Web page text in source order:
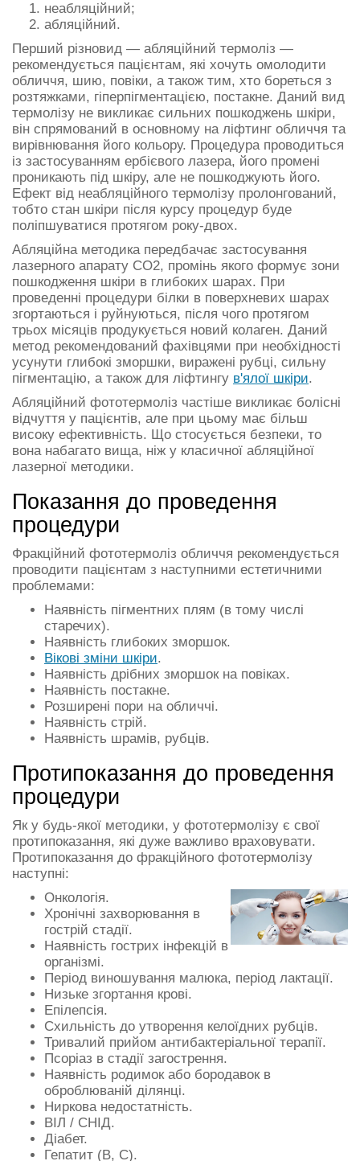
неабляційний;
абляційний.
Перший різновид — абляційний термоліз —
рекомендується пацієнтам, які хочуть омолодити
обличчя, шию, повіки, а також тим, хто бореться з
розтяжками, гіперпігментацією, постакне. Даний вид
термолізу не викликає сильних пошкоджень шкіри,
він спрямований в основному на ліфтинг обличчя та
вирівнювання його кольору. Процедура проводиться
із застосуванням ербієвого лазера, його промені
проникають під шкіру, але не пошкоджують його.
Ефект від неабляційного термолізу пролонгований,
тобто стан шкіри після курсу процедур буде
поліпшуватися протягом року-двох.
Абляційна методика передбачає застосування
лазерного апарату CO2, промінь якого формує зони
пошкодження шкіри в глибоких шарах. При
проведенні процедури білки в поверхневих шарах
згортаються і руйнуються, після чого протягом
трьох місяців продукується новий колаген. Даний
метод рекомендований фахівцями при необхідності
усунути глибокі зморшки, виражені рубці, сильну
пігментацію, а також для ліфтингу в'ялої шкіри.
Абляційний фототермоліз частіше викликає болісні
відчуття у пацієнтів, але при цьому має більш
високу ефективність. Що стосується безпеки, то
вона набагато вища, ніж у класичної абляційної
лазерної методики.
Показання до проведення
процедури
Фракційний фототермоліз обличчя рекомендується
проводити пацієнтам з наступними естетичними
проблемами:
Наявність пігментних плям (в тому числі
старечих).
Наявність глибоких зморшок.
Вікові зміни шкіри.
Наявність дрібних зморшок на повіках.
Наявність постакне.
Розширені пори на обличчі.
Наявність стрій.
Наявність шрамів, рубців.
Протипоказання до проведення
процедури
Як у будь-якої методики, у фототермолізу є свої
протипоказання, які дуже важливо враховувати.
Протипоказання до фракційного фототермолізу
наступні:
Онкологія.
Хронічні захворювання в
гострій стадії.
Наявність гострих інфекцій в
організмі.
Період виношування малюка, період лактації.
Низьке згортання крові.
Епілепсія.
Схильність до утворення келоїдних рубців.
Тривалий прийом антибактеріальної терапії.
Псоріаз в стадії загострення.
Наявність родимок або бородавок в
оброблюваній ділянці.
Ниркова недостатність.
ВІЛ / СНІД.
Діабет.
Гепатит (В, С).